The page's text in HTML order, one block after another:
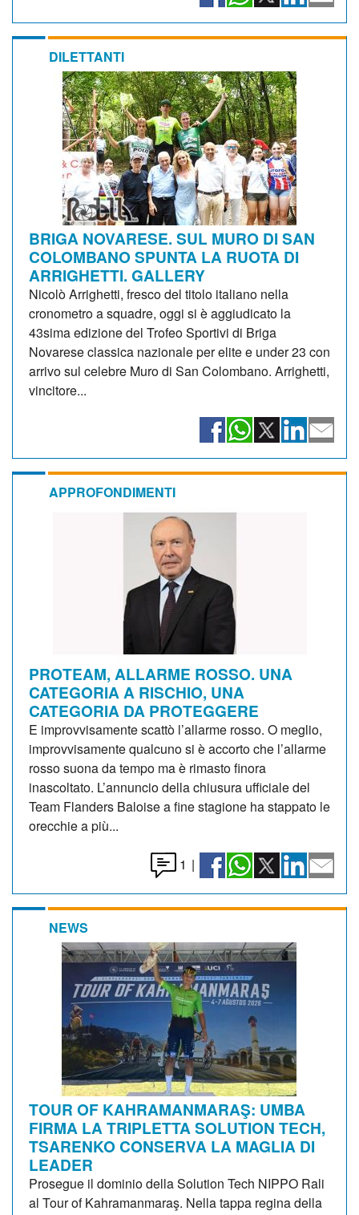
DILETTANTI
BRIGA NOVARESE. SUL MURO DI SAN
COLOMBANO SPUNTA LA RUOTA DI
ARRIGHETTI. GALLERY
Nicolò Arrighetti, fresco del titolo italiano nella
cronometro a squadre, oggi si è aggiudicato la
43sima edizione del Trofeo Sportivi di Briga
Novarese classica nazionale per elite e under 23 con
arrivo sul celebre Muro di San Colombano. Arrighetti,
vincitore...
APPROFONDIMENTI
PROTEAM, ALLARME ROSSO. UNA
CATEGORIA A RISCHIO, UNA
CATEGORIA DA PROTEGGERE
E improvvisamente scattò l’allarme rosso. O meglio,
improvvisamente qualcuno si è accorto che l’allarme
rosso suona da tempo ma è rimasto finora
inascoltato. L’annuncio della chiusura ufficiale del
Team Flanders Baloise a fine stagione ha stappato le
orecchie a più...
1 |
NEWS
TOUR OF KAHRAMANMARAŞ: UMBA
FIRMA LA TRIPLETTA SOLUTION TECH,
TSARENKO CONSERVA LA MAGLIA DI
LEADER
Prosegue il dominio della Solution Tech NIPPO Rali
al Tour of Kahramanmaraş. Nella tappa regina della